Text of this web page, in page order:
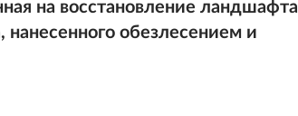
на восстановление ландшафта
обезлесением и